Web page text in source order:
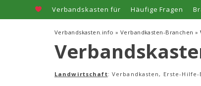
Inhalt
Verbandskasten für Häufige Fragen
Verbandskasten.info » Verbandkasten-Branchen »
Landwirtschaft: Verbandkasten, Erste-